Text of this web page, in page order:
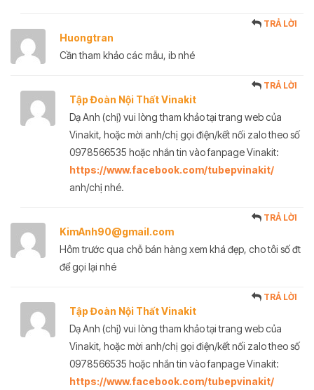
Huongtran
TRẢ LỜI
Cần tham khảo các mẫu, ib nhé
Tập Đoàn Nội Thất Vinakit
TRẢ LỜI
Dạ Anh (chị) vui lòng tham khảo tại trang web của
Vinakit, hoặc mời anh/chị gọi điện/kết nối zalo theo số
0978566535 hoặc nhắn tin vào fanpage Vinakit:
https://www.facebook.com/tubepvinakit/
anh/chị nhé.
KimAnh90@gmail.com
TRẢ LỜI
Hôm trước qua chỗ bán hàng xem khá đẹp, cho tôi số đt
để gọi lại nhé
Tập Đoàn Nội Thất Vinakit
TRẢ LỜI
Dạ Anh (chị) vui lòng tham khảo tại trang web của
Vinakit, hoặc mời anh/chị gọi điện/kết nối zalo theo số
0978566535 hoặc nhắn tin vào fanpage Vinakit:
https://www.facebook.com/tubepvinakit/